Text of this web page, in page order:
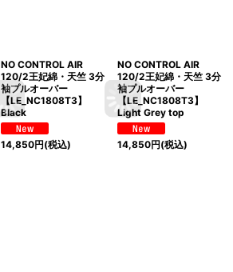
NO CONTROL AIR
120/2王妃綿・天竺 3分
袖プルオーバー
【LE_NC1808T3】
Black
14,850円(税込)
NO CONTROL AIR
120/2王妃綿・天竺 3分
袖プルオーバー
【LE_NC1808T3】
Light Grey top
14,850円(税込)